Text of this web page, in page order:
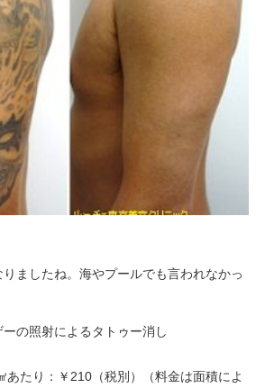
ましたね。海やプールでも言われなかっ
の照射によるタトゥー消し
あたり：￥210（税別）（料金は面積によ